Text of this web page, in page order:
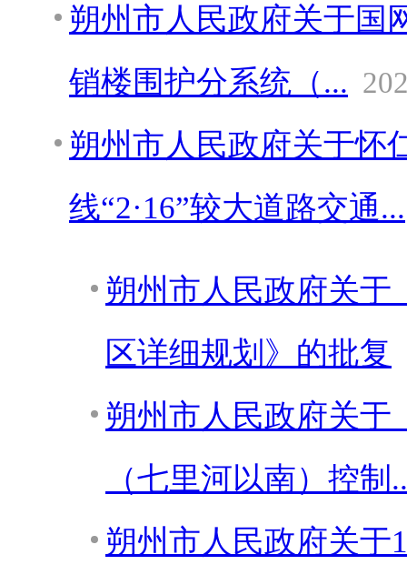
朔州市人民政府关于国
销楼围护分系统（...
朔州市人民政府关于怀
线“2·16”较大道路交通...
朔州市人民政府关于
区详细规划》的批复
朔州市人民政府关于
（七里河以南）控制
朔州市人民政府关于